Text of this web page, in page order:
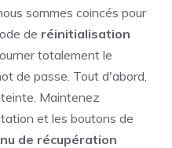
sommes coincés pour
de réinitialisation
totalement le
de passe. Tout d'abord,
Maintenez
et les boutons de
de récupération